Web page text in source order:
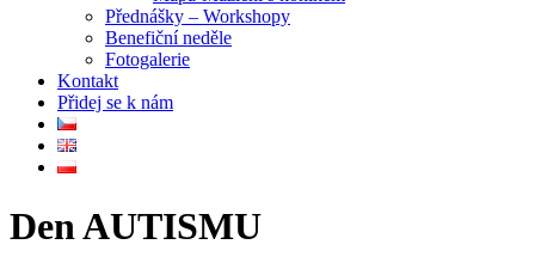
Přednášky – Workshopy
Benefiční neděle
Fotogalerie
Kontakt
Přidej se k nám
Den AUTISMU